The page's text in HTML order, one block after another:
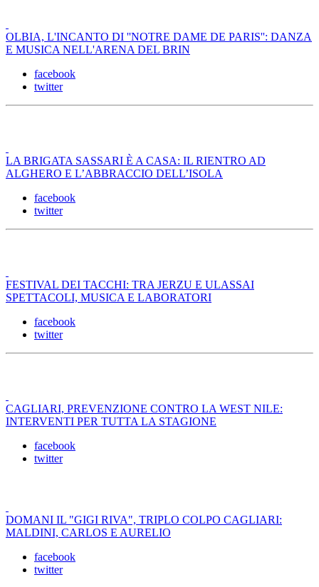
OLBIA, L'INCANTO DI ''NOTRE DAME DE PARIS'': DANZA
E MUSICA NELL'ARENA DEL BRIN
facebook
twitter
LA BRIGATA SASSARI È A CASA: IL RIENTRO AD
ALGHERO E L’ABBRACCIO DELL’ISOLA
facebook
twitter
FESTIVAL DEI TACCHI: TRA JERZU E ULASSAI
SPETTACOLI, MUSICA E LABORATORI
facebook
twitter
CAGLIARI, PREVENZIONE CONTRO LA WEST NILE:
INTERVENTI PER TUTTA LA STAGIONE
facebook
twitter
DOMANI IL "GIGI RIVA", TRIPLO COLPO CAGLIARI:
MALDINI, CARLOS E AURELIO
facebook
twitter